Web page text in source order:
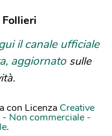
il canale ufficiale
aggiornato sulle
con Licenza Creative
Non commerciale -
.